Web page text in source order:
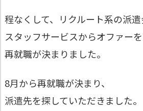
程なくして、リクルート系の派
スタッフサービスからオファーを
再就職が決まりました。
8月から再就職が決まり、
派遣先を探していただきました。